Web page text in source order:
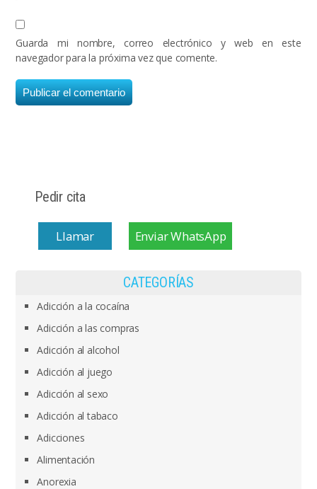
Guarda mi nombre, correo electrónico y web en este
navegador para la próxima vez que comente.
Pedir cita
Llamar Enviar WhatsApp
CATEGORÍAS
Adicción a la cocaína
Adicción a las compras
Adicción al alcohol
Adicción al juego
Adicción al sexo
Adicción al tabaco
Adicciones
Alimentación
Anorexia